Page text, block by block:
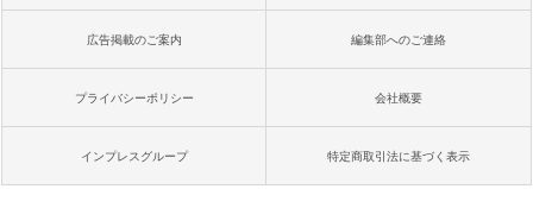
広告掲載のご案内 編集部へのご連絡
プライバシーポリシー 会社概要
インプレスグループ 特定商取引法に基づく表示